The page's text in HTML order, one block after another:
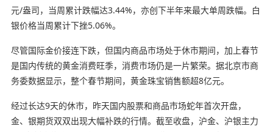
元/盎司，当周累计跌幅达3.44%，亦创下半年来最大单周跌幅。白
银价格当周累计下挫5.06%。
尽管国际金价接连下跌，但国内商品市场处于休市期间，加上春节
是国内传统的黄金消费旺季，消费市场仍是一片繁荣。据北京市商
务委数据显示，整个春节期间，黄金珠宝销售额超8亿元。
经过长达9天的休市，昨天国内股票和商品市场蛇年首次开盘，
金、银期货双双出现大幅补跌的行情。截至收盘，沪金、沪银主力